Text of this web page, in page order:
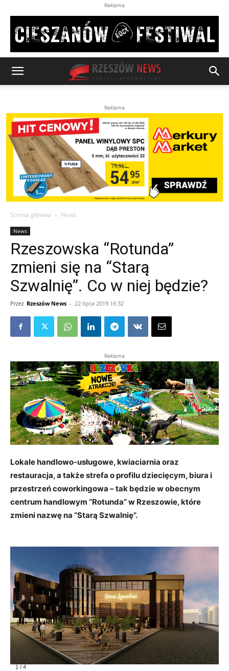
Reklama
Reklama
Strona główna News
News
Rzeszowska “Rotunda”
zmieni się na “Starą
Szwalnię”. Co w niej będzie?
Przez Rzeszów News - 22 lipca 2019 16:32
Reklama
Lokale handlowo-usługowe, kwiaciarnia oraz
restauracja, a także strefa o profilu dziecięcym, biura i
przestrzeń coworkingowa – tak będzie w obecnym
centrum handlowym “Rotunda” w Rzeszowie, które
zmieni nazwę na “Starą Szwalnię”.
1 / 4